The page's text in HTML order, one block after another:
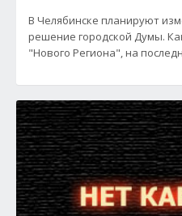
В Челябинске планируют
решение городской Думы.
"Нового Региона", на